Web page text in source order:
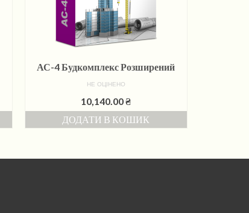
АС-4 Будкомплекс Розширений
НЕ ОЦІНЕНО
10,140.00₴
ДОДАТИ В КОШИК